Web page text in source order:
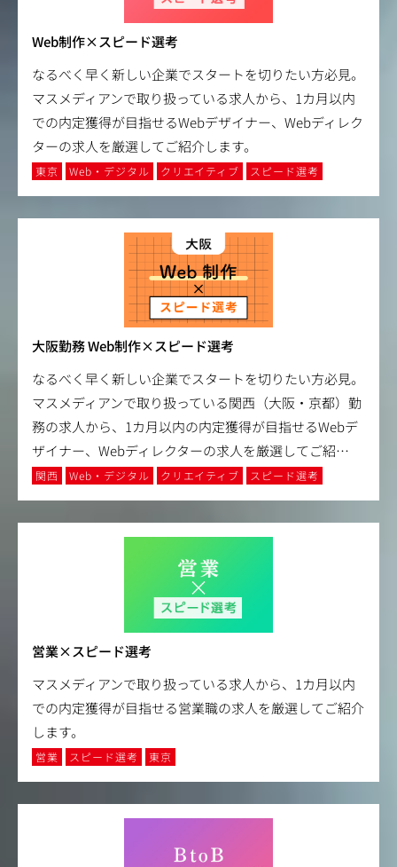
Web制作×スピード選考
なるべく早く新しい企業でスタートを切りたい方必見。
マスメディアンで取り扱っている求人から、1カ月以内
での内定獲得が目指せるWebデザイナー、Webディレク
ターの求人を厳選してご紹介します。
東京 Web・デジタル クリエイティブ スピード選考
大阪勤務 Web制作×スピード選考
なるべく早く新しい企業でスタートを切りたい方必見。
マスメディアンで取り扱っている関西（大阪・京都）勤
務の求人から、1カ月以内の内定獲得が目指せるWebデ
ザイナー、Webディレクターの求人を厳選してご紹…
関西 Web・デジタル クリエイティブ スピード選考
営業×スピード選考
マスメディアンで取り扱っている求人から、1カ月以内
での内定獲得が目指せる営業職の求人を厳選してご紹介
します。
営業 スピード選考 東京